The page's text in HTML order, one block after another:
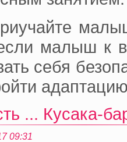
малыш к
себя
... Кусака-
09:31